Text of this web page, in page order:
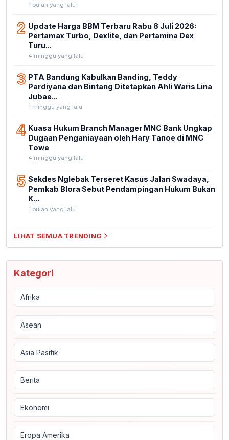
1 bulan yang lalu
2 Update Harga BBM Terbaru Rabu 8 Juli 2026:
Pertamax Turbo, Dexlite, dan Pertamina Dex
Turu...
4 minggu yang lalu
3 PTA Bandung Kabulkan Banding, Teddy
Pardiyana dan Bintang Ditetapkan Ahli Waris Lina
Jubae...
1 minggu yang lalu
4 Kuasa Hukum Branch Manager MNC Bank Ungkap
Dugaan Penganiayaan oleh Hary Tanoe di MNC
Towe
4 minggu yang lalu
5 Sekdes Nglebak Terseret Kasus Jalan Swadaya,
Pemkab Blora Sebut Pendampingan Hukum Bukan
K...
1 bulan yang lalu
LIHAT SEMUA TRENDING
Kategori
Afrika
Asean
Asia Pasifik
Berita
Ekonomi
Eropa Amerika